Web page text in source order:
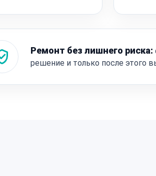
Ремонт без лишнего риска:
решение и только после этого